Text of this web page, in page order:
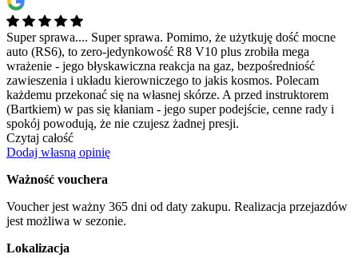
Super sprawa.... Super sprawa. Pomimo, że użytkuję dość mocne
auto (RS6), to zero-jedynkowość R8 V10 plus zrobiła mega
wrażenie - jego błyskawiczna reakcja na gaz, bezpośredniość
zawieszenia i układu kierowniczego to jakis kosmos. Polecam
każdemu przekonać się na własnej skórze. A przed instruktorem
(Bartkiem) w pas się kłaniam - jego super podejście, cenne rady i
spokój powodują, że nie czujesz żadnej presji.
Czytaj całość
Dodaj własną opinię
Ważność vouchera
Voucher jest ważny 365 dni od daty zakupu. Realizacja przejazdów
jest możliwa w sezonie.
Lokalizacja